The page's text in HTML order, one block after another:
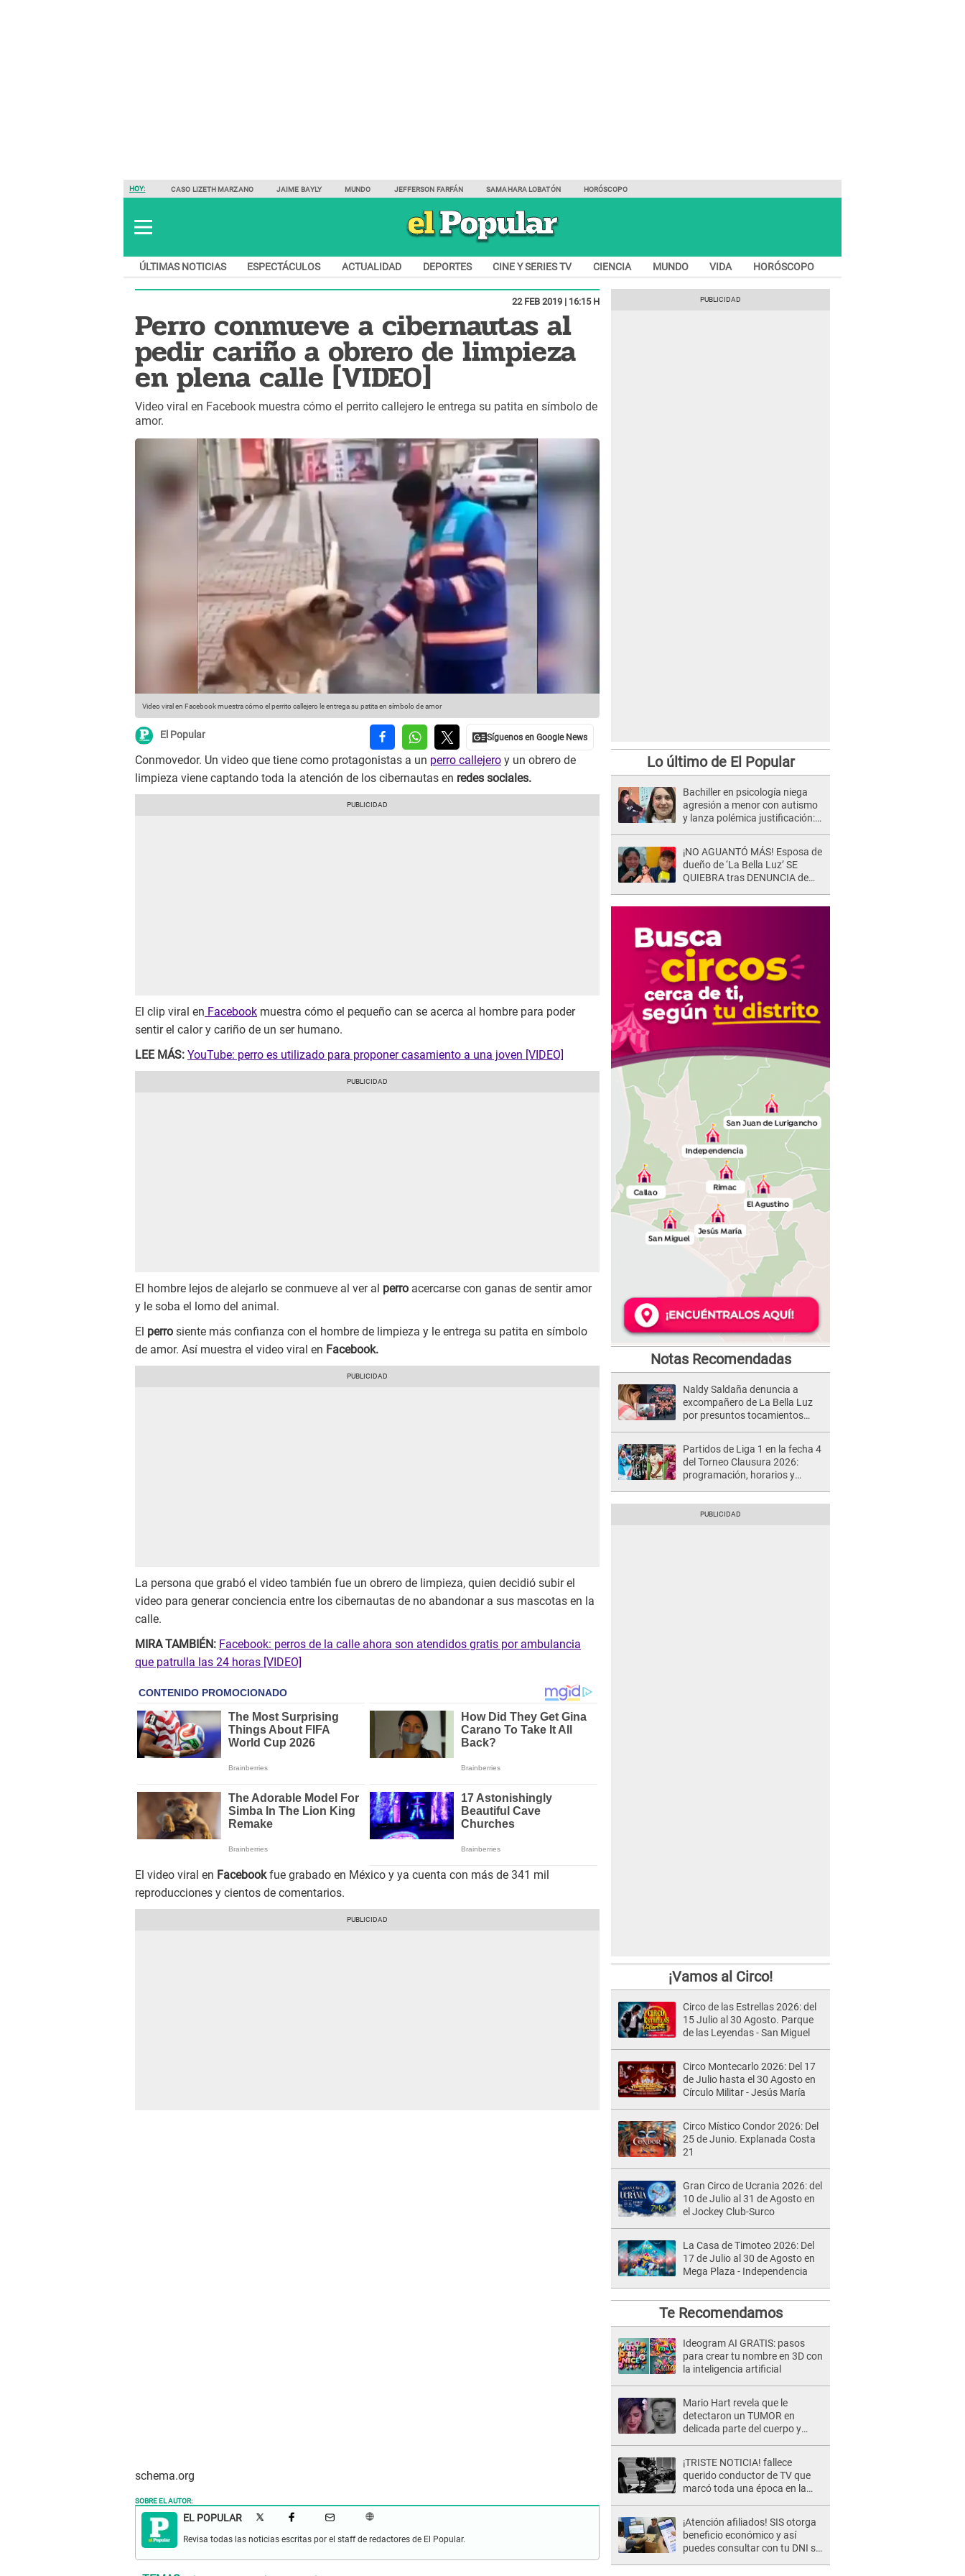
HOY: CASO LIZETH MARZANO JAIME BAYLY MUNDO JEFFERSON FARFÁN SAMAHARA LOBATÓN HORÓSCOPO
ÚLTIMAS NOTICIAS ESPECTÁCULOS ACTUALIDAD DEPORTES CINE Y SERIES TV CIENCIA MUNDO VIDA HORÓSCOPO
22 FEB 2019 | 16:15 H
Perro conmueve a cibernautas al
pedir cariño a obrero de limpieza
en plena calle [VIDEO]
Video viral en Facebook muestra cómo el perrito callejero le entrega su patita en símbolo de
amor.
Video viral en Facebook muestra cómo el perrito callejero le entrega su patita en símbolo de amor
El Popular
Conmovedor. Un video que tiene como protagonistas a un perro callejero y un obrero de
limpieza viene captando toda la atención de los cibernautas en redes sociales.
El clip viral en Facebook muestra cómo el pequeño can se acerca al hombre para poder
sentir el calor y cariño de un ser humano.
LEE MÁS: YouTube: perro es utilizado para proponer casamiento a una joven [VIDEO]
El hombre lejos de alejarlo se conmueve al ver al perro acercarse con ganas de sentir amor
y le soba el lomo del animal.
El perro siente más confianza con el hombre de limpieza y le entrega su patita en símbolo
de amor. Así muestra el video viral en Facebook.
La persona que grabó el video también fue un obrero de limpieza, quien decidió subir el
video para generar conciencia entre los cibernautas de no abandonar a sus mascotas en la
calle.
MIRA TAMBIÉN: Facebook: perros de la calle ahora son atendidos gratis por ambulancia
que patrulla las 24 horas [VIDEO]
El video viral en Facebookfue grabado en México y ya cuenta con más de 341 mil
reproducciones y cientos de comentarios.
schema.org
SOBRE EL AUTOR:
EL POPULAR
Revisa todas las noticias escritas por el staff de redactores de El Popular.
Lo último de El Popular
Bachiller en psicología niega
agresión a menor con autismo
y lanza polémica justificación:
¡NO AGUANTÓ MÁS! Esposa de
dueño de ‘La Bella Luz’ SE
QUIEBRA tras DENUNCIA de
Notas Recomendadas
Naldy Saldaña denuncia a
excompañero de La Bella Luz
por presuntos tocamientos
Partidos de Liga 1 en la fecha 4
del Torneo Clausura 2026:
programación, horarios y
¡Vamos al Circo!
Circo de las Estrellas 2026: del
15 Julio al 30 Agosto. Parque
de las Leyendas - San Miguel
Circo Montecarlo 2026: Del 17
de Julio hasta el 30 Agosto en
Círculo Militar - Jesús María
Circo Místico Condor 2026: Del
25 de Junio. Explanada Costa
21
Gran Circo de Ucrania 2026: del
10 de Julio al 31 de Agosto en
el Jockey Club-Surco
La Casa de Timoteo 2026: Del
17 de Julio al 30 de Agosto en
Mega Plaza - Independencia
Te Recomendamos
Ideogram AI GRATIS: pasos
para crear tu nombre en 3D con
la inteligencia artificial
Mario Hart revela que le
detectaron un TUMOR en
delicada parte del cuerpo y
¡TRISTE NOTICIA! fallece
querido conductor de TV que
marcó toda una época en la
¡Atención afiliados! SIS otorga
beneficio económico y así
puedes consultar con tu DNI si